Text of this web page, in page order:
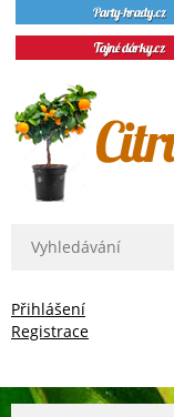
Přihlášení
Registrace